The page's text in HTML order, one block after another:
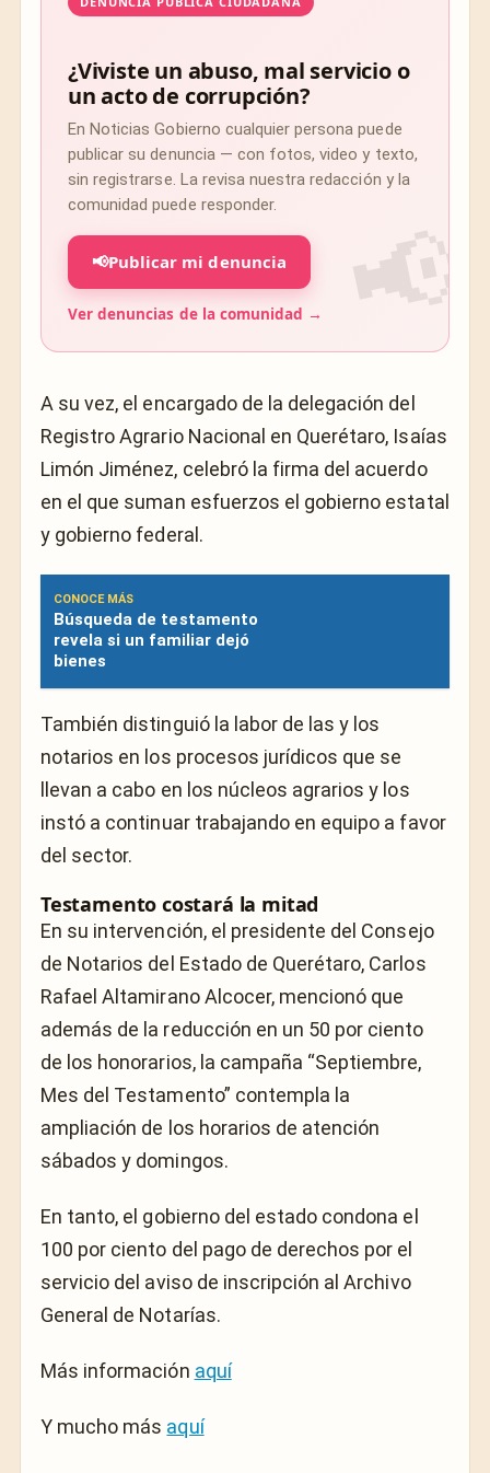
¿Viviste un abuso, mal servicio o
un acto de corrupción?
En Noticias Gobierno cualquier persona puede
publicar su denuncia — con fotos, video y texto,
sin registrarse. La revisa nuestra redacción y la
comunidad puede responder.
📢Publicar mi denuncia
Ver denuncias de la comunidad →
A su vez, el encargado de la delegación del
Registro Agrario Nacional en Querétaro, Isaías
Limón Jiménez, celebró la firma del acuerdo
en el que suman esfuerzos el gobierno estatal
y gobierno federal.
CONOCE MÁS
Búsqueda de testamento
revela si un familiar dejó
bienes
También distinguió la labor de las y los
notarios en los procesos jurídicos que se
llevan a cabo en los núcleos agrarios y los
instó a continuar trabajando en equipo a favor
del sector.
Testamento costará la mitad
En su intervención, el presidente del Consejo
de Notarios del Estado de Querétaro, Carlos
Rafael Altamirano Alcocer, mencionó que
además de la reducción en un 50 por ciento
de los honorarios, la campaña “Septiembre,
Mes del Testamento” contempla la
ampliación de los horarios de atención
sábados y domingos.
En tanto, el gobierno del estado condona el
100 por ciento del pago de derechos por el
servicio del aviso de inscripción al Archivo
General de Notarías.
Más información aquí
Y mucho más aquí